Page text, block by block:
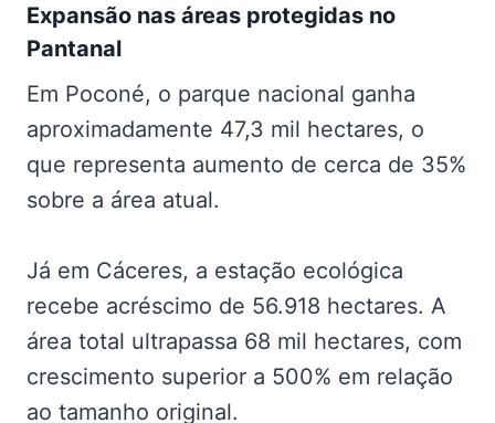
Expansão nas áreas protegidas no
Pantanal
Em Poconé, o parque nacional ganha
aproximadamente 47,3 mil hectares, o
que representa aumento de cerca de 35%
sobre a área atual.
Já em Cáceres, a estação ecológica
recebe acréscimo de 56.918 hectares. A
área total ultrapassa 68 mil hectares, com
crescimento superior a 500% em relação
ao tamanho original.